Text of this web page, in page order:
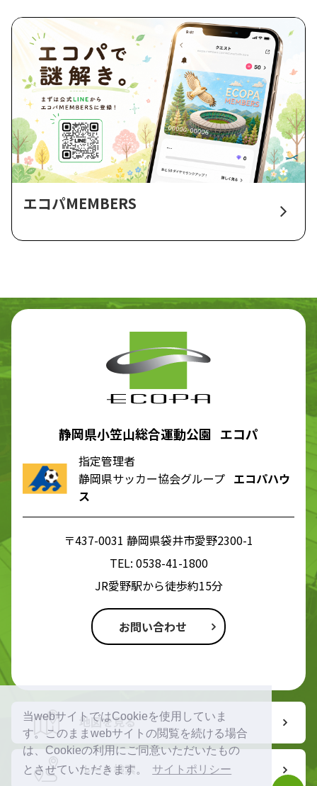
当webサイトではCookieを使用していま
す。このままwebサイトの閲覧を続ける場合
は、Cookieの利用にご同意いただいたもの
とさせていただきます。
サイトポリシー
エコパMEMBERS
静岡県小笠山総合運動公園 エコパ
指定管理者
静岡県サッカー協会グループ エコパハウ
ス
〒437-0031 静岡県袋井市愛野2300-1
TEL: 0538-41-1800
JR愛野駅から徒歩約15分
お問い合わせ
地図を見る
ルート検索